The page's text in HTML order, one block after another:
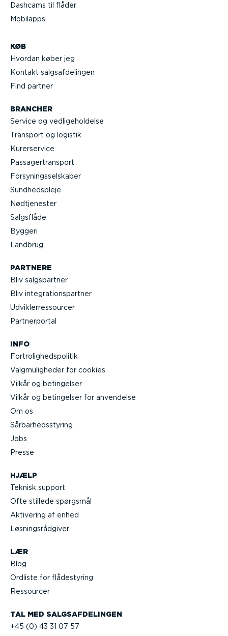
Dashcams til flåder
Mobilapps
KØB
Hvordan køber jeg
Kontakt salgs­af­de­lingen
Find partner
BRANCHER
Service og vedli­ge­hol­delse
Transport og logistik
Kurer­service
Passa­ger­transport
Forsy­nings­sel­skaber
Sundheds­pleje
Nødtje­nester
Salgsflåde
Byggeri
Landbrug
TAL MED SALGS­AF­DE­LINGEN
+45 (0) 43 31 07 57
HJÆLP
Teknisk support
Ofte stillede spørgsmål
Aktivering af enhed
Løsnings­rå­d­giver
LÆR
Blog
Ordliste for flådestyring
Ressourcer
PARTNERE
Bliv salgs­partner
Bliv integra­tions­partner
Udvik­lerre­s­sourcer
Partner­portal
INFO
Fortro­lig­heds­po­litik
Valgmu­lig­heder for cookies
Vilkår og betingelser
Vilkår og betingelser for anvendelse
Om os
Sårbar­heds­styring
Jobs
Presse